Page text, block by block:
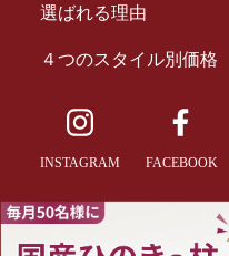
選ばれる理由
４つのスタイル別価格
INSTAGRAM FACEBOOK
Copyright © 2022 Science